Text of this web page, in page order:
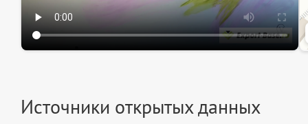
Источники открытых данных